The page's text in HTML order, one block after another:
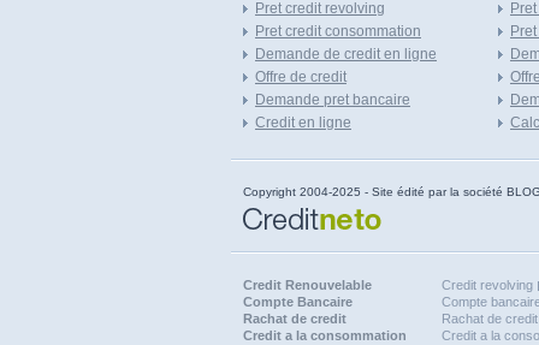
Pret credit revolving
Pret credit consommation
Demande de credit en ligne
Offre de credit
Demande pret bancaire
Credit en ligne
Copyright 2004-2025 - Site édité par la société
Credit Renouvelable
Credit revolving
Compte Bancaire
Compte
Rachat de credit
Rachat de credit
Credit a la consommation
Credit a la